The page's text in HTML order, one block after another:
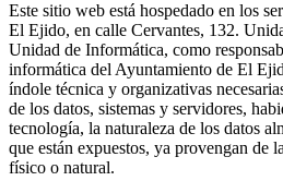
Este sitio web está hospedado en los
El Ejido, en calle Cervantes, 132.
Unidad de Informática, como
informática del Ayuntamiento de El
índole técnica y organizativas
de los datos, sistemas y servidores,
tecnología, la naturaleza de los datos
que están expuestos, ya provengan de
físico o natural.